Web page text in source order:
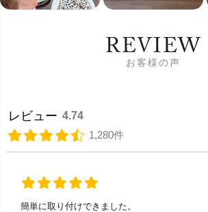
REVIEW
お客様の声
レビュー 4.74
1,280件
簡単に取り付けできました。